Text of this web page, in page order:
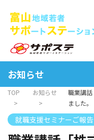
お知らせ
TOP お知らせ
職業講話
ました。
就職支援セミナーご報告